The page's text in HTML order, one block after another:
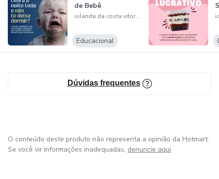
de Bebê
iolanda da costa vitorino do
Educacional
Dúvidas frequentes
O conteúdo deste produto não representa a opinião da Hotmart.
Se você vir informações inadequadas, denuncie aqui